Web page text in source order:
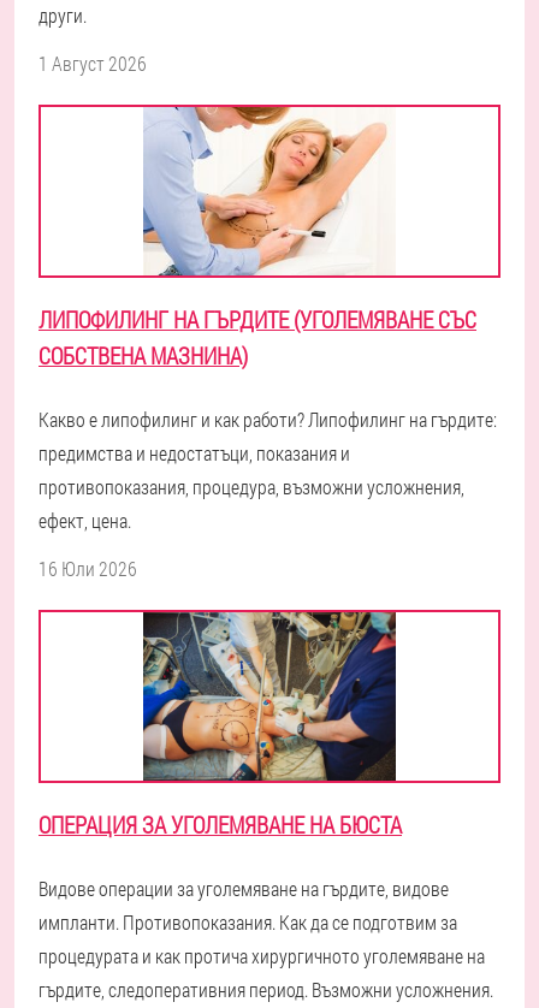
други.
1 Август 2026
ЛИПОФИЛИНГ НА ГЪРДИТЕ (УГОЛЕМЯВАНЕ СЪС
СОБСТВЕНА МАЗНИНА)
Какво е липофилинг и как работи? Липофилинг на гърдите:
предимства и недостатъци, показания и
противопоказания, процедура, възможни усложнения,
ефект, цена.
16 Юли 2026
ОПЕРАЦИЯ ЗА УГОЛЕМЯВАНЕ НА БЮСТА
Видове операции за уголемяване на гърдите, видове
импланти. Противопоказания. Как да се подготвим за
процедурата и как протича хирургичното уголемяване на
гърдите, следоперативния период. Възможни усложнения.